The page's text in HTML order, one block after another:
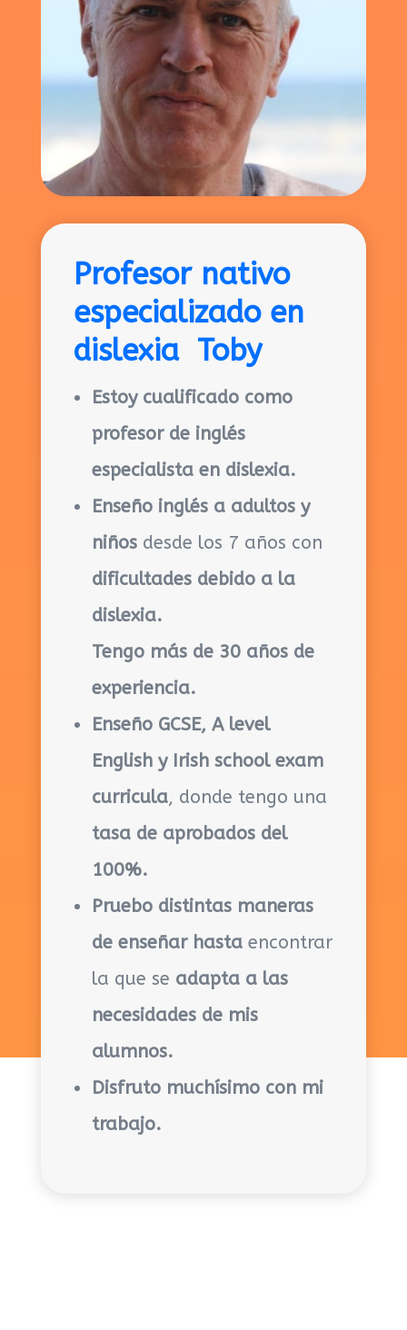
Profesor nativo
especializado en
dislexia Toby
Estoy cualificado como
profesor de inglés
especialista en dislexia.
Enseño inglés a adultos y
niñosdesde los 7 años con
dificultades debido a la
dislexia.
Tengo más de 30 años de
experiencia.
Enseño GCSE, A level
English y Irish school exam
curricula, donde tengo una
tasa de aprobados del
100%.
Pruebo distintas maneras
de enseñar hastaencontrar
la que se adapta a las
necesidades de mis
alumnos.
Disfruto muchísimo con mi
trabajo.